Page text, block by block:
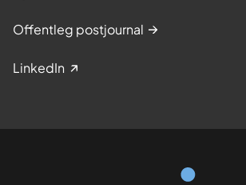
Offentleg postjournal
LinkedIn